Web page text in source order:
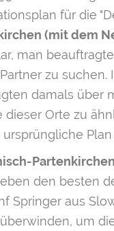
für die
(mit dem
man
zu
damals über
Orte zu
den besten
Springer aus
um